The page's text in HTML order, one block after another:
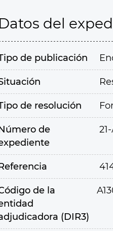
Datos del
de publicación
de resolución
de
21-
de la
(DIR3)